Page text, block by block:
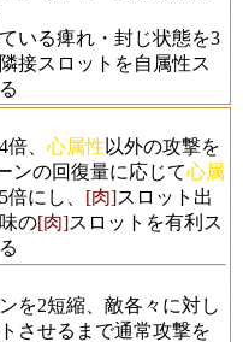
いる痺れ・封じ状態を3
接スロットを自属性ス
、 心属性 以外の攻撃を
ンの回復量に応じて心属
にし、 [肉]スロット出
の[肉]スロットを有利ス
を2短縮、敵各々に対し
させるまで通常攻撃を